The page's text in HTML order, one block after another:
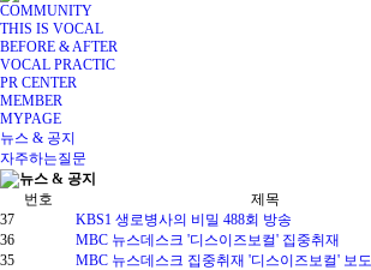
COMMUNITY
THIS IS VOCAL
BEFORE & AFTER
VOCAL PRACTIC
PR CENTER
MEMBER
MYPAGE
뉴스 & 공지
자주하는질문
번호 제목
37
KBS1 생로병사의 비밀 488회 방송
36
MBC 뉴스데스크 '디스이즈보컬' 집중취재
35
MBC 뉴스데스크 집중취재 '디스이즈보컬' 보도